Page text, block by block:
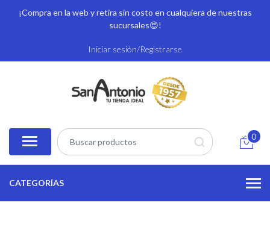
¡Compra en la web y retira sin costo en cualquiera de nuestras
sucursales😍!
Iniciar sesión/Registrarse
0
CATEGORÍAS